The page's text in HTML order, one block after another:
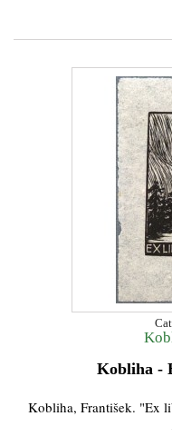
Kobliha -
Kobliha, František. "Ex